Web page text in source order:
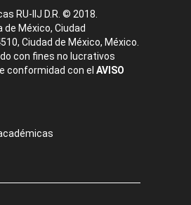
RU-IIJ D.R. © 2018.
México, Ciudad
Ciudad de México, México.
con fines no lucrativos
conformidad con el AVISO